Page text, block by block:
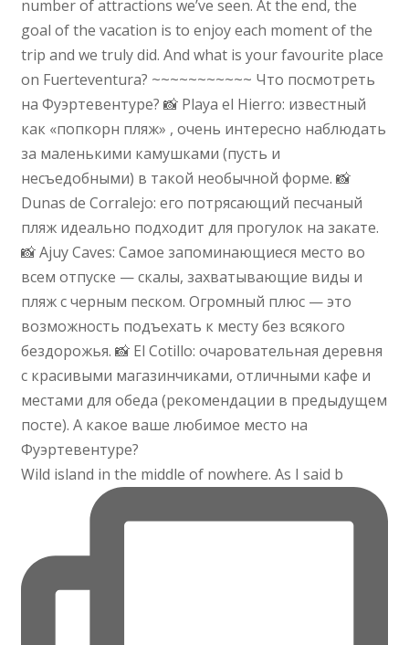
Wild island in the middle of nowhere. As I said b